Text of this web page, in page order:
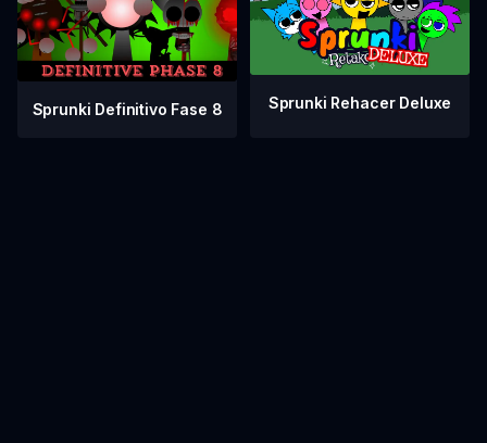
Sprunki Definitivo Fase 8 Sprunki Rehacer Deluxe